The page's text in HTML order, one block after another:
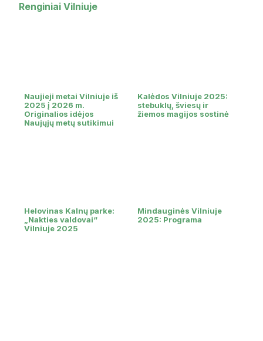
Renginiai Vilniuje
Naujieji metai Vilniuje iš
2025 į 2026 m.
Originalios idėjos
Naujųjų metų sutikimui
Kalėdos Vilniuje 2025:
stebuklų, šviesų ir
žiemos magijos sostinė
Helovinas Kalnų parke:
„Nakties valdovai“
Vilniuje 2025
Mindauginės Vilniuje
2025: Programa